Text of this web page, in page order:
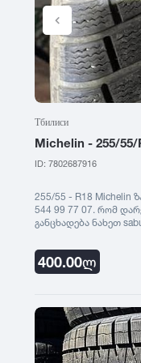
1991
1990
Тбилиси
Michelin - 255/55/
ID: 7802687916
255/55 - R18 Michelin
544 99 77 07. რომ
განცხადება ნახეთ
400.00ლ